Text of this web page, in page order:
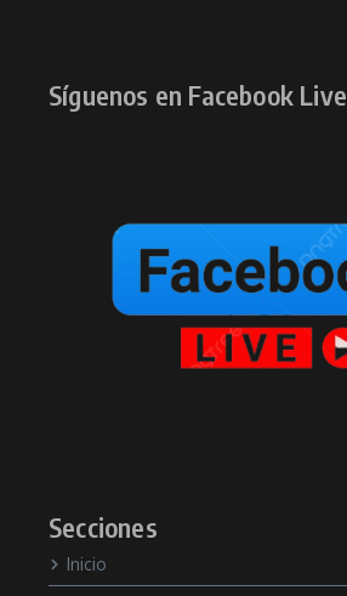
Síguenos en Facebook Live
Secciones
Inicio